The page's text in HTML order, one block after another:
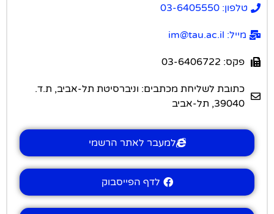
טלפון: 03-6405550
מייל: im@tau.ac.il
פקס: 03-6406722
כתובת לשליחת מכתבים: וניברסיטת תל-אביב, ת.ד.
39040, תל-אביב
למעבר לאתר הרשמי
לדף הפייסבוק